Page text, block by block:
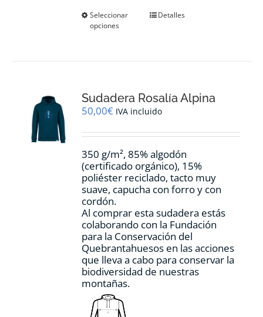
Seleccionar
opciones
Este
se
pueden
en
página
de
producto
Detalles
Sudadera Rosalía Alpina
50,00€ IVA incluido
350 g/m², 85% algodón
(certificado orgánico), 15%
poliéster reciclado, tacto muy
suave, capucha con forro y con
cordón.
Al comprar esta sudadera estás
colaborando con la Fundación
para la Conservación del
Quebrantahuesos en las acciones
que lleva a cabo para conservar la
biodiversidad de nuestras
montañas.